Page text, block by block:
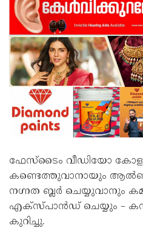
ഫേസ്‌ടൈം വീഡിയോ
കണ്ടെത്തുവാനായും
നഗ്നത ബ്ലർ ചെയ്യുവാനും
എക്സ്പാൻഡ് ചെയ്യും –
കുറിച്ചു.